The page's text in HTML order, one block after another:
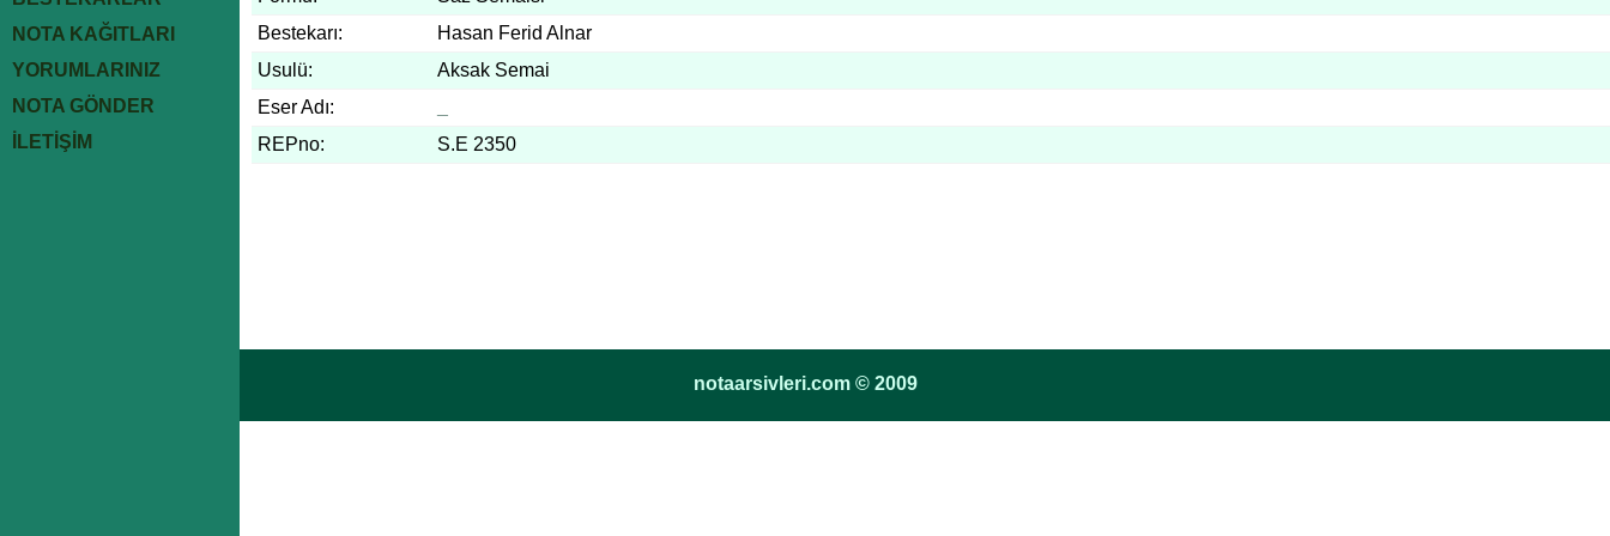
NOTA KAĞITLARI
YORUMLARINIZ
NOTA GÖNDER
İLETİŞİM
Bestekarı:
Hasan Ferid Alnar
Usulü:
Aksak Semai
Eser Adı:
REPno:
S.E 2350
notaarsivleri.com © 2009